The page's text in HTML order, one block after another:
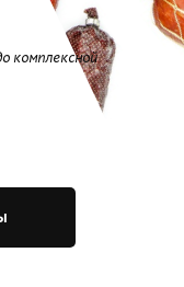
комплексной